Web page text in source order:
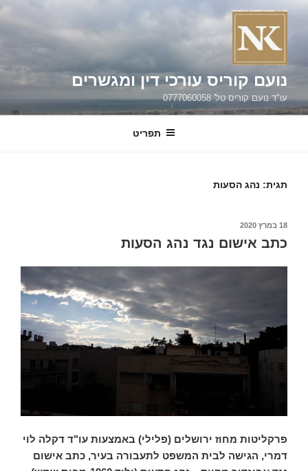
דילוג
נועם קוריס עורכי דין ומגשרים
עו"ד נועם קוריס טל' 0777060058
תפריט
תגית: נהג הסעות
פורסם
18 במרץ 2020
כתב אישום נגד נהג הסעות
פרקליטות מחוז ירושלים (פלילי) באמצעות עו"ד דקלה לוי
דמרי, הגישה לבית המשפט לתעבורה בעיר, כתב אישום